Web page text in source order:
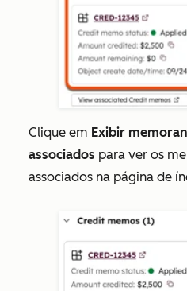
Clique em Exibir
associados para ver os
associados na página de